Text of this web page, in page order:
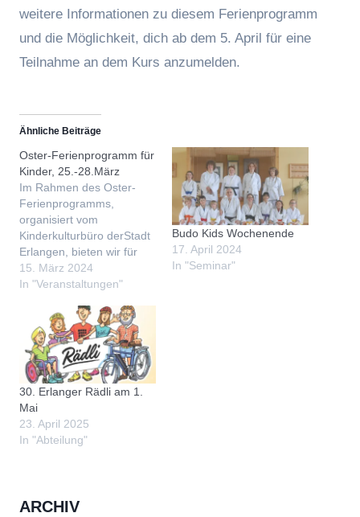
weitere Informationen zu diesem Ferienprogramm
und die Möglichkeit, dich ab dem 5. April für eine
Teilnahme an dem Kurs anzumelden.
Ähnliche Beiträge
Oster-Ferienprogramm für
Kinder, 25.-28.März
Im Rahmen des Oster-
Ferienprogramms,
organisiert vom
Kinderkulturbüro derStadt
Erlangen, bieten wir für
Kinder im Alter von sieben
bis zwölf Jahreneinen
an. Das Aikido-Training
wird an den
vierFerientagen von Mo.
25. bis Do. 28. März, tägl.
von 16:00 bis 17:00 Uhr,
inunserem Aiki-Dojo
kostenfrei durchgeführt.
Es wird von unserem…
15. März 2024
In "Veranstaltungen"
Budo Kids Wochenende
17. April 2024
In "Seminar"
30. Erlanger Rädli am 1.
Mai
23. April 2025
In "Abteilung"
ARCHIV